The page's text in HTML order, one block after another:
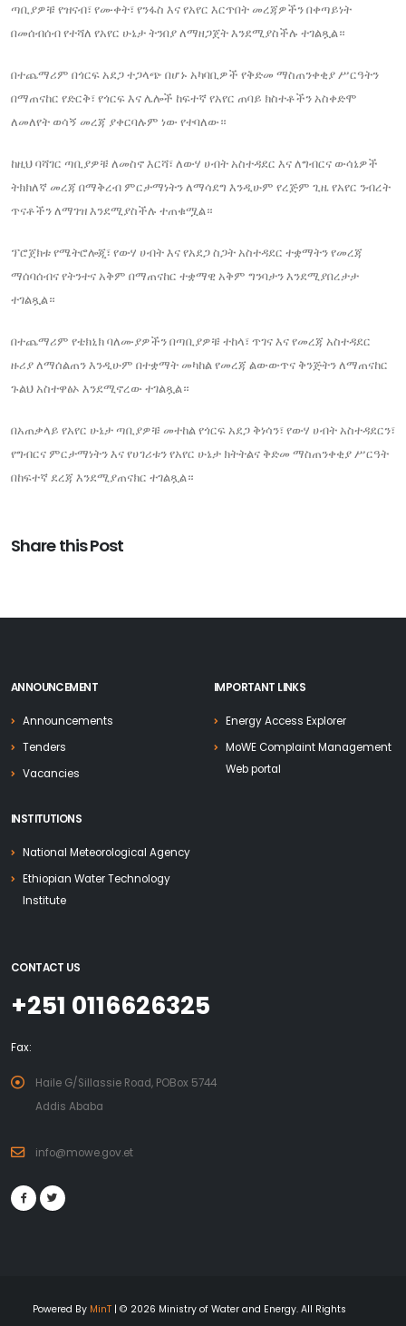
ጣቢያዎቹ የዝናብ፣ የሙቀት፣ የንፋስ እና የአየር እርጥበት መረጃዎችን በቀጣይነት
በመሰብሰብ የተሻለ የአየር ሁኔታ ትንበያ ለማዘጋጀት እንደሚያስችሉ ተገልጿል።
በተጨማሪም በጎርፍ አደጋ ተጋላጭ በሆኑ አካባቢዎች የቅድመ ማስጠንቀቂያ ሥርዓትን
በማጠናከር የድርቅ፣ የጎርፍ እና ሌሎች ከፍተኛ የአየር ጠባይ ክስተቶችን አስቀድሞ
ለመለየት ወሳኝ መረጃ ያቀርባሉም ነው የተባለው።
ከዚህ ባሻገር ጣቢያዎቹ ለመስኖ እርሻ፣ ለውሃ ሀብት አስተዳደር እና ለግብርና ውሳኔዎች
ትክክለኛ መረጃ በማቅረብ ምርታማነትን ለማሳደግ እንዲሁም የረጅም ጊዜ የአየር ንብረት
ጥናቶችን ለማገዝ እንደሚያስችሉ ተጠቁሟል።
ፕሮጀክቱ የሜትሮሎጂ፣ የውሃ ሀብት እና የአደጋ ስጋት አስተዳደር ተቋማትን የመረጃ
ማሰባሰብና የትንተና አቅም በማጠናከር ተቋማዊ አቅም ግንባታን እንደሚያበረታታ
ተገልጿል።
በተጨማሪም የቴክኒክ ባለሙያዎችን በጣቢያዎቹ ተከላ፣ ጥገና እና የመረጃ አስተዳደር
ዙሪያ ለማሰልጠን እንዲሁም በተቋማት መካከል የመረጃ ልውውጥና ቅንጅትን ለማጠናከር
ጉልህ አስተዋፅኦ እንደሚኖረው ተገልጿል።
በአጠቃላይ የአየር ሁኔታ ጣቢያዎቹ መተከል የጎርፍ አደጋ ቅነሳን፣ የውሃ ሀብት አስተዳደርን፣
የግብርና ምርታማነትን እና የሀገሪቱን የአየር ሁኔታ ክትትልና ቅድመ ማስጠንቀቂያ ሥርዓት
በከፍተኛ ደረጃ እንደሚያጠናክር ተገልጿል።
Share this Post
ANNOUNCEMENT
Announcements
Tenders
Vacancies
IMPORTANT LINKS
Energy Access Explorer
MoWE Complaint Management
Web portal
INSTITUTIONS
National Meteorological Agency
Ethiopian Water Technology
Institute
CONTACT US
+251 0116626325
Fax:
Haile G/Sillassie Road, POBox 5744
Addis Ababa
info@mowe.gov.et
Powered By MinT | © 2026 Ministry of Water and Energy. All Rights